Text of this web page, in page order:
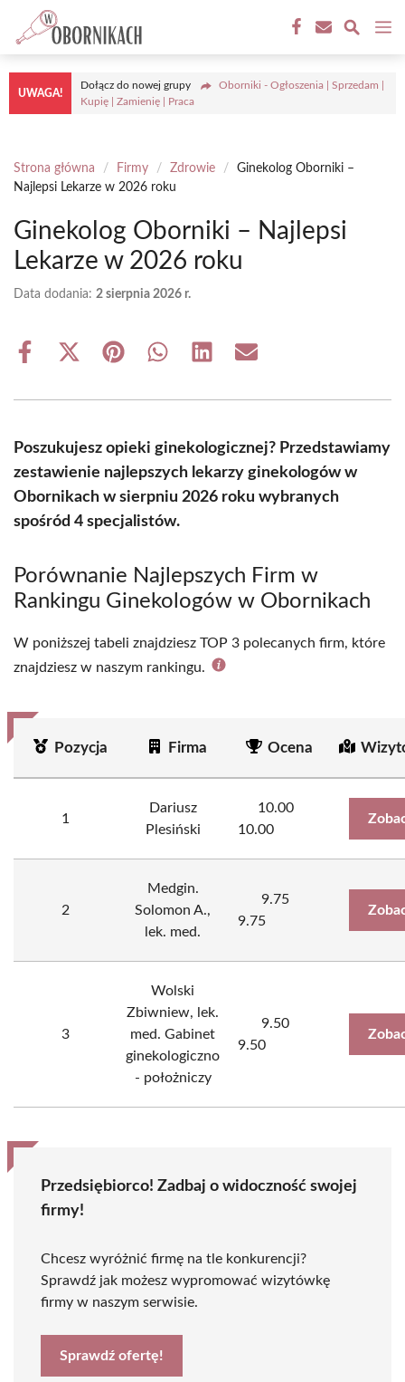
Przejdź
treści
UWAGA!
Dołącz do nowej grupy
Oborniki - Ogłoszenia | Sprzedam |
Kupię | Zamienię | Praca
Strona główna / Firmy / Zdrowie /
Ginekolog Oborniki –
Najlepsi Lekarze w 2026 roku
Ginekolog Oborniki – Najlepsi
Lekarze w 2026 roku
Data dodania: 2 sierpnia 2026 r.
Share
Share
(Twitter)
Share Share Share Share
Poszukujesz opieki ginekologicznej? Przedstawiamy
zestawienie najlepszych lekarzy ginekologów w
Obornikach w sierpniu 2026 roku wybranych
spośród 4 specjalistów.
Porównanie Najlepszych Firm w
Rankingu Ginekologów w Obornikach
W poniższej tabeli znajdziesz TOP 3 polecanych firm, które
znajdziesz w naszym rankingu.
Pozycja Firma Ocena
1
Dariusz
Plesiński
10.00
10.00
2
Medgin.
Solomon A.,
lek. med.
9.75
9.75
3
Wolski
Zbiwniew, lek.
med. Gabinet
ginekologiczno
- położniczy
9.50
9.50
Przedsiębiorco! Zadbaj o widoczność swojej
firmy!
Chcesz wyróżnić firmę na tle konkurencji?
Sprawdź jak możesz wypromować wizytówkę
firmy w naszym serwisie.
Sprawdź ofertę!